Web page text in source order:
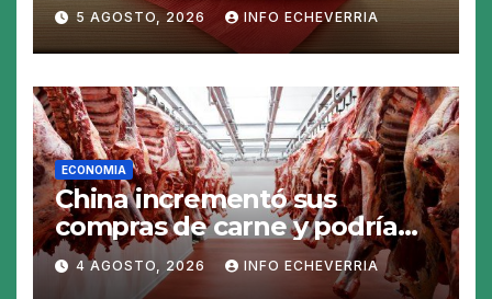
19%
5 AGOSTO, 2026 INFO ECHEVERRIA
ECONOMIA
China incrementó sus
compras de carne y podría
abrirse una oportunidad para
la Argentina
4 AGOSTO, 2026 INFO ECHEVERRIA